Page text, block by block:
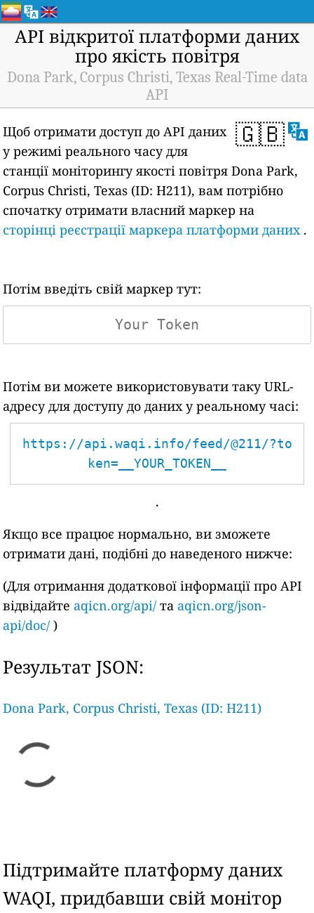
API відкритої платформи даних
про якість повітря
Dona Park, Corpus Christi, Texas Real-Time data
API
🇬🇧
Щоб отримати доступ до API даних
у режимі реального часу для
станції моніторингу якості повітря Dona Park,
Corpus Christi, Texas (ID: H211), вам потрібно
спочатку отримати власний маркер на
сторінці реєстрації маркера платформи даних.
Потім введіть свій маркер тут:
Потім ви можете використовувати таку URL-
адресу для доступу до даних у реальному часі:
https://api.waqi.info/feed/@211/?to
ken=__YOUR_TOKEN__
.
Якщо все працює нормально, ви зможете
отримати дані, подібні до наведеного нижче:
(Для отримання додаткової інформації про API
відвідайте aqicn.org/api/ та aqicn.org/json-
api/doc/ )
Результат JSON:
Dona Park, Corpus Christi, Texas (ID: H211)
Підтримайте платформу даних
WAQI, придбавши свій монітор